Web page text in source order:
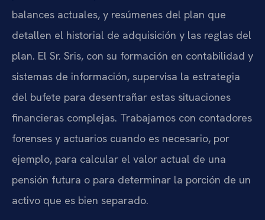
balances actuales, y resúmenes del plan que
detallen el historial de adquisición y las reglas del
plan. El Sr. Sris, con su formación en contabilidad y
sistemas de información, supervisa la estrategia
del bufete para desentrañar estas situaciones
financieras complejas. Trabajamos con contadores
forenses y actuarios cuando es necesario, por
ejemplo, para calcular el valor actual de una
pensión futura o para determinar la porción de un
activo que es bien separado.